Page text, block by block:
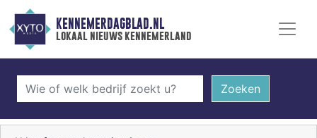
KENNEMERDAGBLAD.NL
lokaal nieuws kennemerland
Zoeken